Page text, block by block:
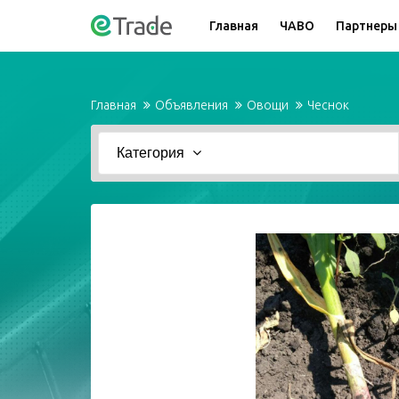
Главная ЧАВО Партнеры
Главная Объявления Овощи Чеснок
Категория